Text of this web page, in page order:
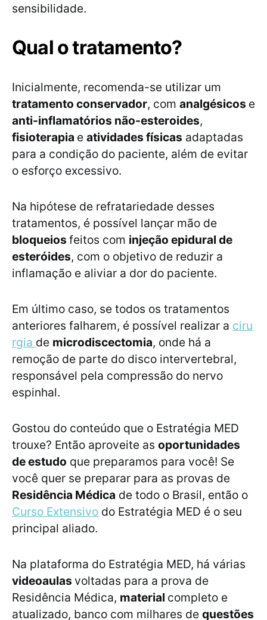
sensibilidade.
Qual o tratamento?
Inicialmente, recomenda-se utilizar um
tratamento conservador, com analgésicos e
anti-inflamatórios não-esteroides,
fisioterapia e atividades físicas adaptadas
para a condição do paciente, além de evitar
o esforço excessivo.
Na hipótese de refratariedade desses
tratamentos, é possível lançar mão de
bloqueios feitos com injeção epidural de
esteróides, com o objetivo de reduzir a
inflamação e aliviar a dor do paciente.
Em último caso, se todos os tratamentos
anteriores falharem, é possível realizar a ciru
rgia de microdiscectomia, onde há a
remoção de parte do disco intervertebral,
responsável pela compressão do nervo
espinhal.
Gostou do conteúdo que o Estratégia MED
trouxe? Então aproveite as oportunidades
de estudo que preparamos para você! Se
você quer se preparar para as provas de
Residência Médica de todo o Brasil, então o
Curso Extensivo do Estratégia MED é o seu
principal aliado.
Na plataforma do Estratégia MED, há várias
videoaulas voltadas para a prova de
Residência Médica, material completo e
atualizado, banco com milhares de questões